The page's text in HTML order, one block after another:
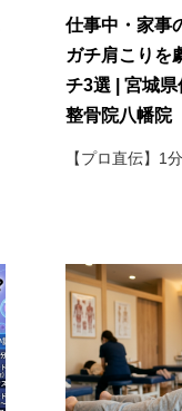
仕事中・家事
ガチ肩こりを
チ3選 | 宮城県
整骨院八幡院
【プロ直伝】1